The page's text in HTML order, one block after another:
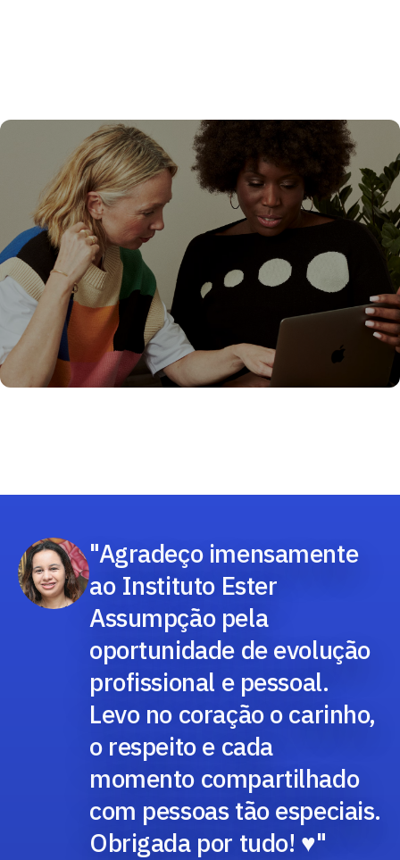
Explorar
"Agradeço imensamente
ao Instituto Ester
Assumpção pela
oportunidade de evolução
profissional e pessoal.
Levo no coração o carinho,
o respeito e cada
momento compartilhado
com pessoas tão especiais.
Obrigada por tudo! ♥️"